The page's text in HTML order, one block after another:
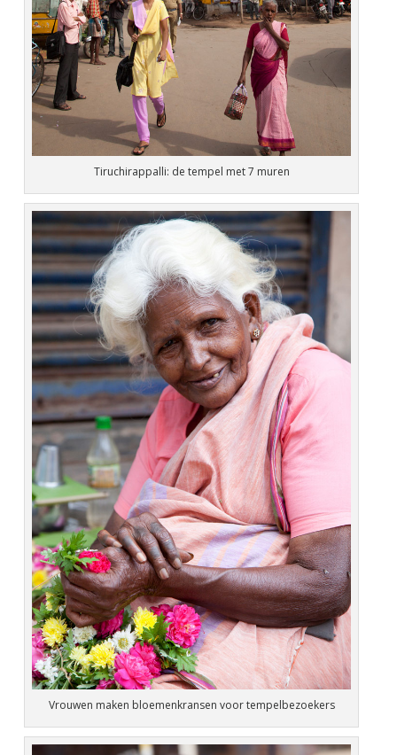
Tiruchirappalli: de tempel met 7 muren
Vrouwen maken bloemenkransen voor tempelbezoekers